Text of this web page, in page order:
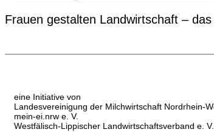
Frauen gestalten Landwirtschaft –
eine Initiative von
Landesvereinigung der Milchwirtschaft Nordrhein-
mein-ei.nrw e. V.
Westfälisch-Lippischer Landwirtschaftsverband e. V.